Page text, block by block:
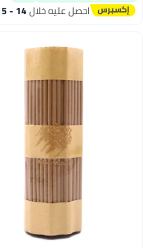
احصل عليه خلال 14 - 15